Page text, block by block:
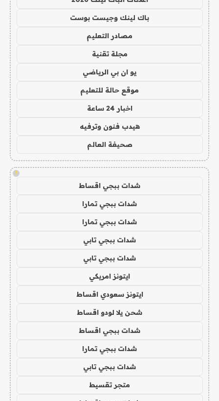
باك لينك وجيست بوست
مصادر التعليم
مجلة تقنية
يو ان بي الرياضي
موقع حالة للتعليم
اخبار 24 ساعة
هيدب فنون وترفيه
صحيفة العالم
!
شدات ببجي اقساط
شدات ببجي تمارا
شدات ببجي تمارا
شدات ببجي تابي
شدات ببجي تابي
ايتونز امريكي
ايتونز سعودي اقساط
شحن يلا لودو اقساط
شدات ببجي اقساط
شدات ببجي تمارا
شدات ببجي تابي
متجر تقسيط